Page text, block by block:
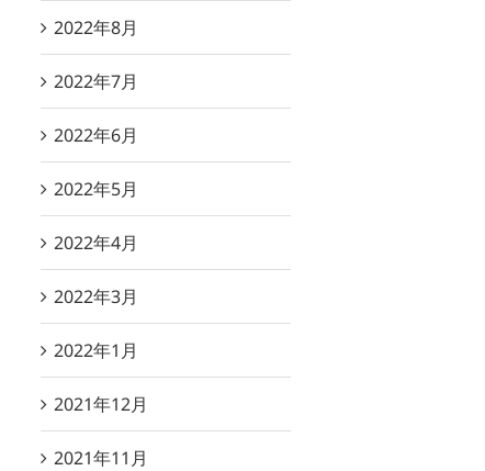
2022年8月
2022年7月
2022年6月
2022年5月
2022年4月
2022年3月
2022年1月
2021年12月
2021年11月